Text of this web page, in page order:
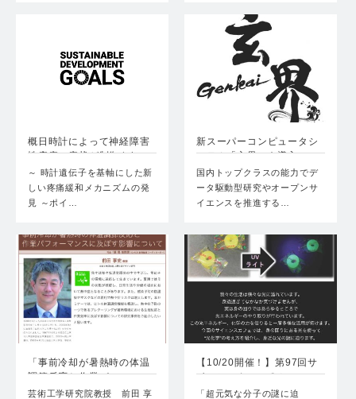
概日時計によって神経障害
性疼痛の症状が制御され
る…
～ 時計遺伝子を基軸にした新
しい疼痛緩和メカニズムの発
見 ～ポイ…
新スーパーコンピュータシ
ステム「玄界」を導入
国内トップクラスの能力でデ
ータ駆動型研究やオープンサ
イエンスを推進する…
「事前冷却が暑熱時の体温
調節反応と作業パフォー
マ…
芸術工学研究院教授 前田 享
【10/20開催！】第97回サ
イエンスカフェ＠ふ…
「超元気な分子の謎に迫